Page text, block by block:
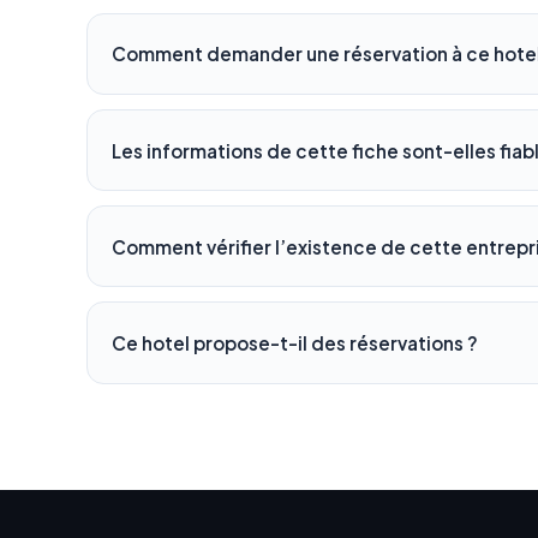
Comment demander une réservation à ce
Les informations de cette fiche sont-elles
Comment vérifier l’existence de cette
Ce hotel propose-t-il des réservations ?